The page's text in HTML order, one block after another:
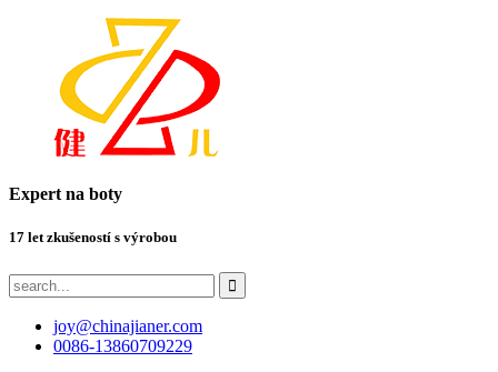
Expert na boty
17 let zkušeností s výrobou
joy@chinajianer.com
0086-13860709229